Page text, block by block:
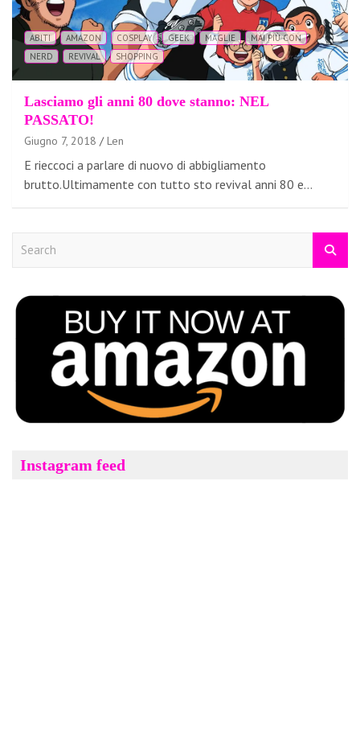
ABITI AMAZON COSPLAY GEEK MAGLIE
MAI PIÙ CON
NERD
REVIVAL SHOPPING
Lasciamo gli anni 80 dove stanno: NEL
PASSATO!
Giugno 7, 2018 Len
E rieccoci a parlare di nuovo di abbigliamento
brutto.Ultimamente con tutto sto revival anni 80 e…
c
Instagram feed